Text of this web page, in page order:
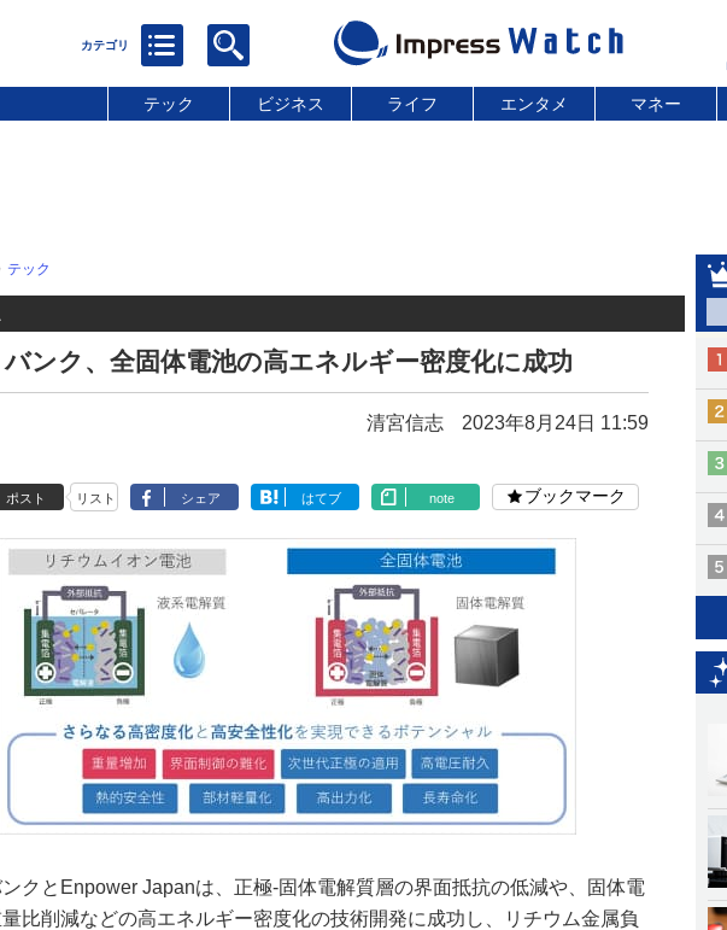
テック ビジネス ライフ エンタメ マネー
テック
ンク、全固体電池の高エネルギー密度化に成功
清宮信志 2023年8月24日 11:59
ポスト リスト シェア はてブ note ブックマーク
クとEnpower Japanは、正極‐固体電解質層の界面抵抗の低減や、固体電
比削減などの高エネルギー密度化の技術開発に成功し、リチウム金属負